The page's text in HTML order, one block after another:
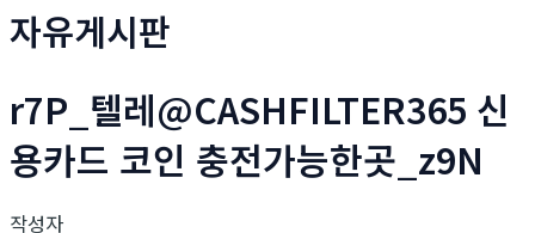
자유게시판
r7P_텔레@CASHFILTER365 신
용카드 코인 충전가능한곳_z9N
작성자